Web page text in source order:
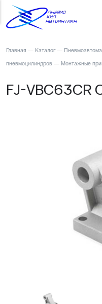
Главная — Каталог —
пневмоцилиндров — Монтажные
FJ-VBC63CR